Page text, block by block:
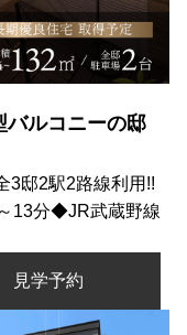
バルコニーの邸
3邸2駅2路線利用!!
13分◆JR武蔵野線
見学予約